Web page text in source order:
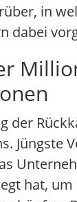
in
dabei
der
Jüngste
hat,